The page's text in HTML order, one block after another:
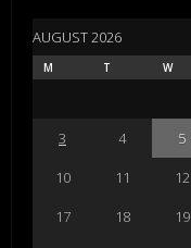
AUGUST 2026
M T W
3
4 5
10
11 12
17
18 19